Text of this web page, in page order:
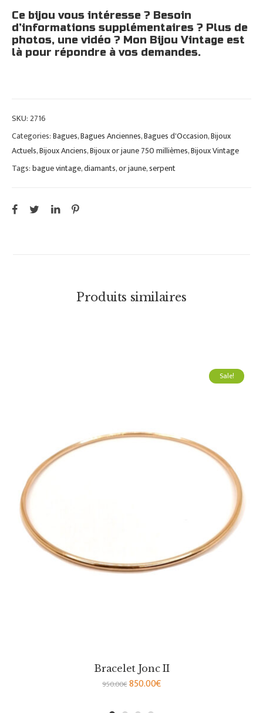
Ce bijou vous intéresse ? Besoin
d’informations supplémentaires ? Plus de
photos, une vidéo ? Mon Bijou Vintage est
là pour répondre à vos demandes.
SKU:2716
Categories:Bagues,Bagues Anciennes,Bagues d'Occasion,Bijoux
Actuels,Bijoux Anciens,Bijoux or jaune 750 millièmes,Bijoux Vintage
Tags:bague vintage,diamants,or jaune,serpent
Produits similaires
Sale!
Bracelet Jonc II
950.00€ 850.00€